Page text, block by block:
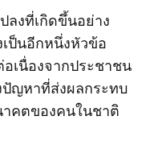
ลงที่เกิดขึ้นอย่าง
เป็นอีกหนึ่งหัวข้อ
เนื่องจากประชาชน
ปัญหาที่ส่งผลกระทบ
คตของคนในชาติ